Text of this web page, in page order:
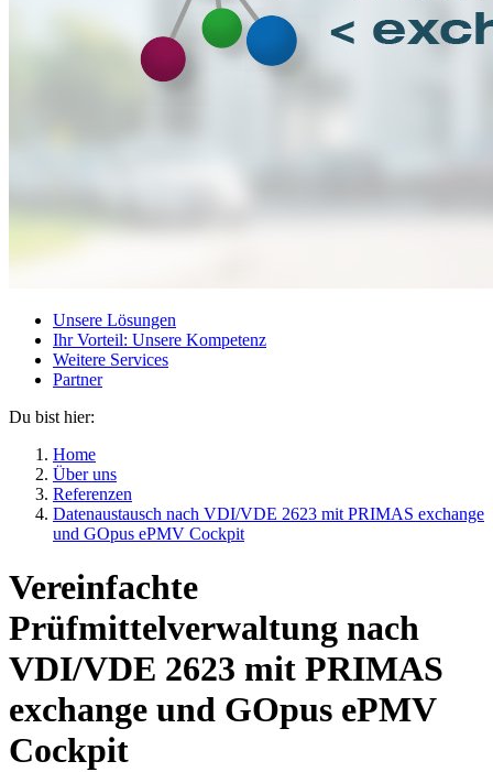
Unsere Lösungen
Ihr Vorteil: Unsere Kompetenz
Weitere Services
Partner
Du bist hier:
Home
Über uns
Referenzen
Datenaustausch nach VDI/VDE 2623 mit PRIMAS exchange
und GOpus ePMV Cockpit
Vereinfachte
Prüfmittelverwaltung nach
VDI/VDE 2623 mit PRIMAS
exchange und GOpus ePMV
Cockpit